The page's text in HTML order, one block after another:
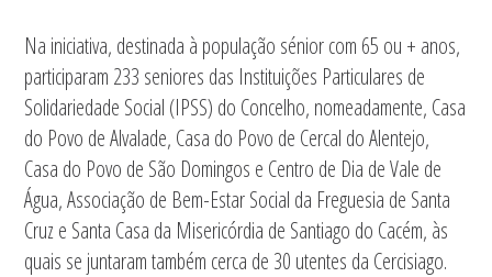
Na iniciativa, destinada à população sénior com 65 ou + anos,
participaram 233 seniores das Instituições Particulares de
Solidariedade Social (IPSS) do Concelho, nomeadamente, Casa
do Povo de Alvalade, Casa do Povo de Cercal do Alentejo,
Casa do Povo de São Domingos e Centro de Dia de Vale de
Água, Associação de Bem-Estar Social da Freguesia de Santa
Cruz e Santa Casa da Misericórdia de Santiago do Cacém, às
quais se juntaram também cerca de 30 utentes da Cercisiago.